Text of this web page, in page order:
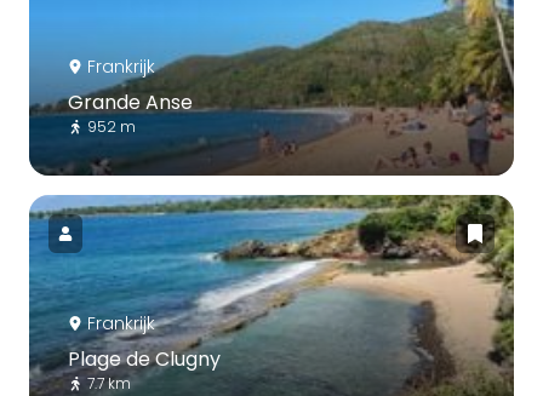
Frankrijk
Grande Anse
952 m
Frankrijk
Plage de Clugny
7.7 km